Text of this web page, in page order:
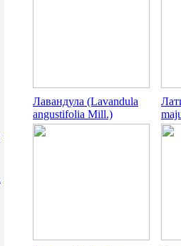
Лавандула (Lavandula
angustifolia Mill.)